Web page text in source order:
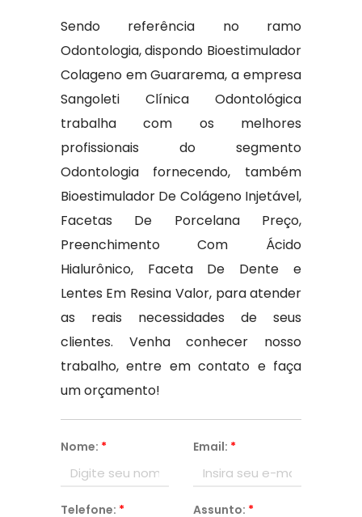
Sendo referência no ramo
Odontologia, dispondo Bioestimulador
Colageno em Guararema, a empresa
Sangoleti Clínica Odontológica
trabalha com os melhores
profissionais do segmento
Odontologia fornecendo, também
Bioestimulador De Colágeno Injetável,
Facetas De Porcelana Preço,
Preenchimento Com Ácido
Hialurônico, Faceta De Dente e
Lentes Em Resina Valor, para atender
as reais necessidades de seus
clientes. Venha conhecer nosso
trabalho, entre em contato e faça
um orçamento!
Nome: * Email: *
Telefone: * Assunto: *